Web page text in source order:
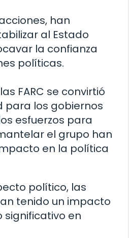
han
al Estado
la confianza
políticas.
FARC se convirtió
para los gobiernos
esfuerzos para
el grupo han
en la política
político, las
tenido un impacto
significativo en